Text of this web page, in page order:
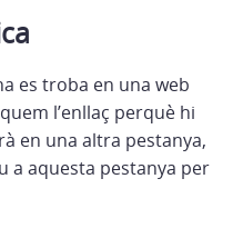
es troba en una web
l’enllaç perquè hi
en una altra pestanya,
a aquesta pestanya per